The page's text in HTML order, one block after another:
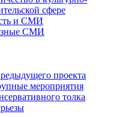
сфере
и СМИ
СМИ
проекта
мероприятия
толка